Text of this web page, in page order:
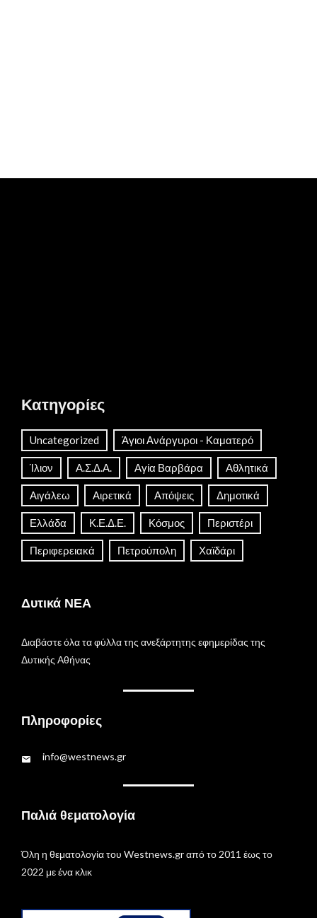
Κατηγορίες
Uncategorized Άγιοι Ανάργυροι - Καματερό
Ίλιον Α.Σ.Δ.Α. Αγία Βαρβάρα Αθλητικά
Αιγάλεω Αιρετικά Απόψεις Δημοτικά
Ελλάδα Κ.Ε.Δ.Ε. Κόσμος Περιστέρι
Περιφερειακά Πετρούπολη Χαϊδάρι
Δυτικά ΝΕΑ
Διαβάστε όλα τα φύλλα της ανεξάρτητης εφημερίδας της
Δυτικής Αθήνας
Πληροφορίες
info@westnews.gr
Παλιά θεματολογία
Όλη η θεματολογία του Westnews.gr από το 2011 έως το
2022 με ένα κλικ